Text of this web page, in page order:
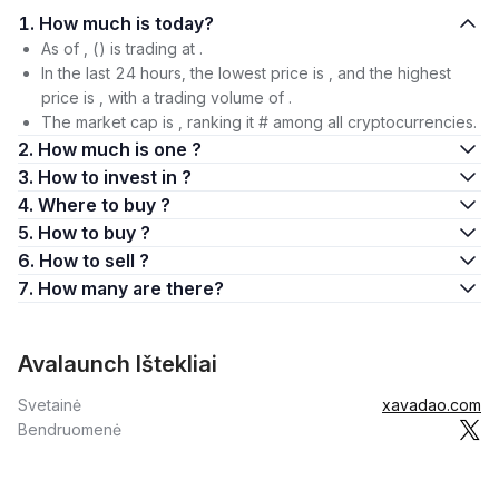
1. How much is today?
As of , () is trading at .
In the last 24 hours, the lowest price is , and the highest
price is , with a trading volume of .
The market cap is , ranking it # among all cryptocurrencies.
2. How much is one ?
3. How to invest in ?
4. Where to buy ?
5. How to buy ?
6. How to sell ?
7. How many are there?
Avalaunch Ištekliai
Svetainė
xavadao.com
Bendruomenė